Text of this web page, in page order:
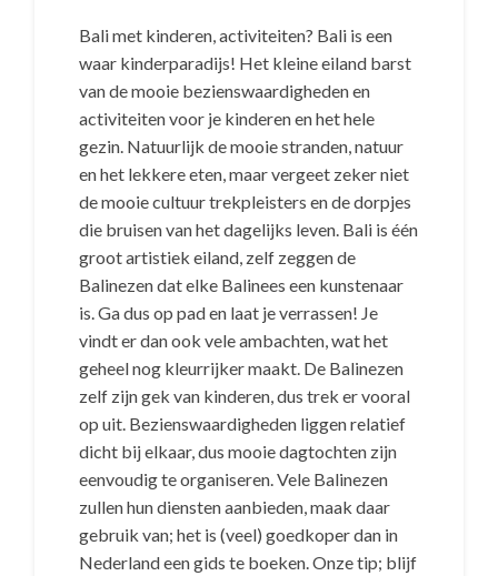
Bali met kinderen, activiteiten? Bali is een
waar kinderparadijs! Het kleine eiland barst
van de mooie bezienswaardigheden en
activiteiten voor je kinderen en het hele
gezin. Natuurlijk de mooie stranden, natuur
en het lekkere eten, maar vergeet zeker niet
de mooie cultuur trekpleisters en de dorpjes
die bruisen van het dagelijks leven. Bali is één
groot artistiek eiland, zelf zeggen de
Balinezen dat elke Balinees een kunstenaar
is. Ga dus op pad en laat je verrassen! Je
vindt er dan ook vele ambachten, wat het
geheel nog kleurrijker maakt. De Balinezen
zelf zijn gek van kinderen, dus trek er vooral
op uit. Bezienswaardigheden liggen relatief
dicht bij elkaar, dus mooie dagtochten zijn
eenvoudig te organiseren. Vele Balinezen
zullen hun diensten aanbieden, maak daar
gebruik van; het is (veel) goedkoper dan in
Nederland een gids te boeken. Onze tip; blijf